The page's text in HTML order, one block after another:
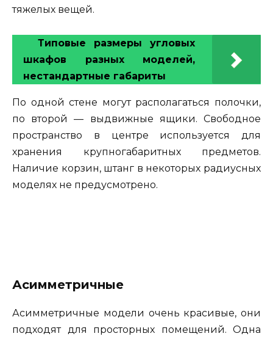
тяжелых вещей.
Типовые размеры угловых
шкафов разных моделей,
нестандартные габариты
По одной стене могут располагаться полочки,
по второй — выдвижные ящики. Свободное
пространство в центре используется для
хранения крупногабаритных предметов.
Наличие корзин, штанг в некоторых радиусных
моделях не предусмотрено.
Асимметричные
Асимметричные модели очень красивые, они
подходят для просторных помещений. Одна